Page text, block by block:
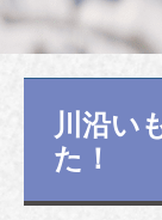
川沿い
た！